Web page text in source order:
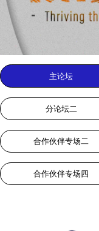
主论坛
分论坛二
合作伙伴专场二
合作伙伴专场四